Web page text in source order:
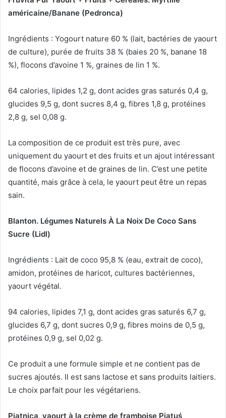
américaine/Banane (Pedronca)
Ingrédients : Yogourt nature 60 % (lait, bactéries de yaourt
de culture), purée de fruits 38 % (baies 20 %, banane 18
%), flocons d’avoine 1 %, graines de lin 1 %.
64 calories, lipides 1,2 g, dont acides gras saturés 0,4 g,
glucides 9,5 g, dont sucres 8,4 g, fibres 1,8 g, protéines
2,8 g, sel 0,08 g.
La composition de ce produit est très pure, avec
uniquement du yaourt et des fruits et un ajout intéressant
de flocons d’avoine et de graines de lin. C’est une petite
quantité, mais grâce à cela, le yaourt peut être un repas
sain.
Blanton. Légumes Naturels À La Noix De Coco Sans
Sucre (Lidl)
Ingrédients : Lait de coco 95,8 % (eau, extrait de coco),
amidon, protéines de haricot, cultures bactériennes,
yaourt végétal.
94 calories, lipides 7,1 g, dont acides gras saturés 6,7 g,
glucides 6,7 g, dont sucres 0,9 g, fibres moins de 0,5 g,
protéines 0,9 g, sel 0,02 g.
Ce produit a une formule simple et ne contient pas de
sucres ajoutés. Il est sans lactose et sans produits laitiers.
Le choix parfait pour les végétariens.
Piątnica, yaourt à la crème de framboise Piątuś